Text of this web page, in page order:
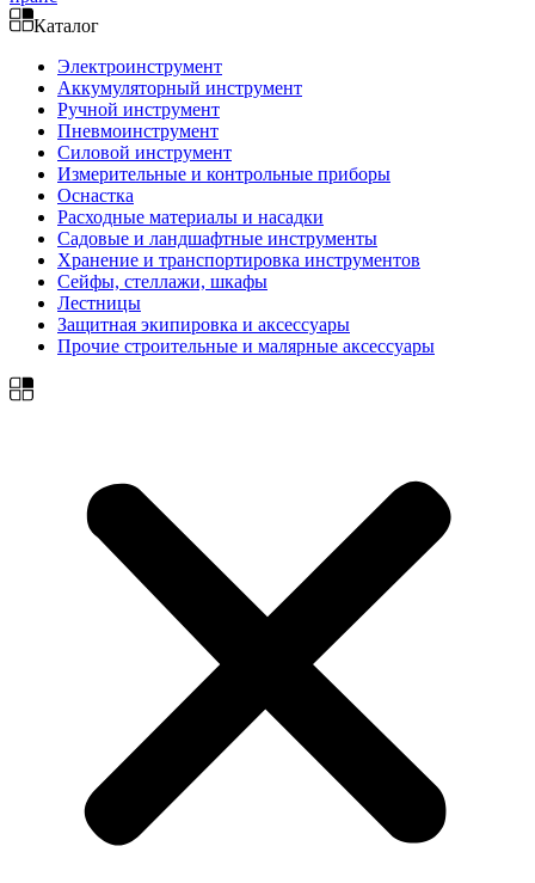
Каталог
Электроинструмент
Аккумуляторный инструмент
Ручной инструмент
Пневмоинструмент
Силовой инструмент
Измерительные и контрольные приборы
Оснастка
Расходные материалы и насадки
Садовые и ландшафтные инструменты
Хранение и транспортировка инструментов
Сейфы, стеллажи, шкафы
Лестницы
Защитная экипировка и аксессуары
Прочие строительные и малярные аксессуары